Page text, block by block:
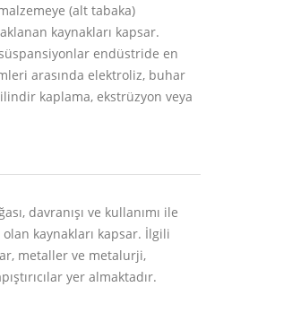
(alt tabaka)
kaynakları kapsar.
endüstride en
arasında elektroliz, buhar
kaplama, ekstrüzyon veya
davranışı ve kullanımı ile
kaynakları kapsar. İlgili
metaller ve metalurji,
yer almaktadır.